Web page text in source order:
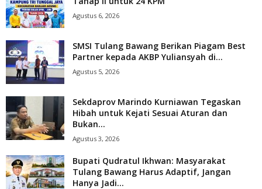
Agustus 6, 2026
SMSI Tulang Bawang Berikan Piagam Best
Partner kepada AKBP Yuliansyah di...
Agustus 5, 2026
Sekdaprov Marindo Kurniawan Tegaskan
Hibah untuk Kejati Sesuai Aturan dan
Bukan...
Agustus 3, 2026
Bupati Qudratul Ikhwan: Masyarakat
Tulang Bawang Harus Adaptif, Jangan
Hanya Jadi...